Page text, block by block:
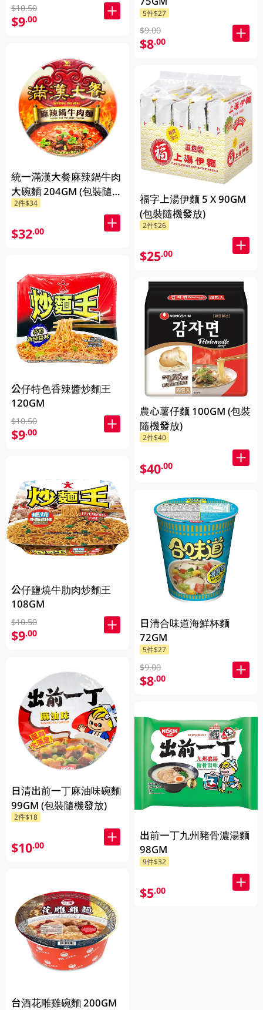
$10.50
$9.00
統一滿漢大餐麻辣鍋牛肉
大碗麵 204GM (包裝隨機
發放)
2件$34
$32.00
公仔特色香辣醬炒麵王
120GM
$10.50
$9.00
公仔鹽燒牛肋肉炒麵王
108GM
$10.50
$9.00
日清出前一丁麻油味碗麵
99GM (包裝隨機發放)
2件$18
$10.00
台酒花雕雞碗麵 200GM
5件$27
$9.00
$8.00
福字上湯伊麵 5 X 90GM
(包裝隨機發放)
2件$26
$25.00
農心薯仔麵 100GM (包裝
隨機發放)
2件$40
$40.00
日清合味道海鮮杯麵
72GM
5件$27
$9.00
$8.00
出前一丁九州豬骨濃湯麵
98GM
9件$32
$5.00